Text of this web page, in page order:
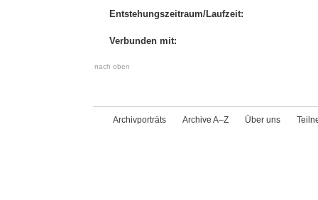
Entstehungszeitraum/Laufzeit:
Verbunden mit:
nach oben
Archivporträts Archive A–Z Über uns